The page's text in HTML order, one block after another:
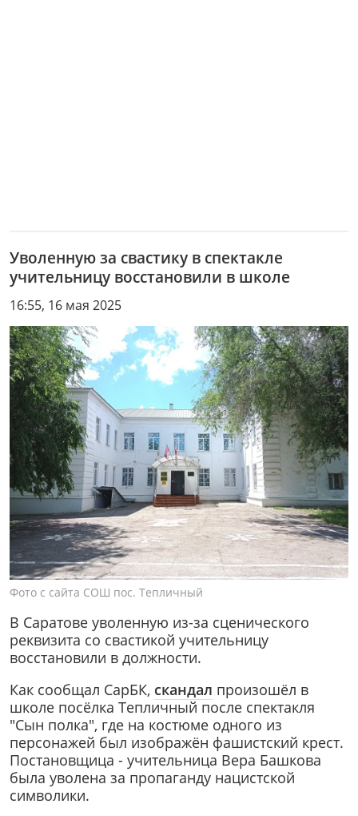
Уволенную за свастику в спектакле
учительницу восстановили в школе
16:55, 16 мая 2025
Фото с сайта СОШ пос. Тепличный
В Саратове уволенную из-за сценического
реквизита со свастикой учительницу
восстановили в должности.
Как сообщал СарБК, скандал произошёл в
школе посёлка Тепличный после спектакля
"Сын полка", где на костюме одного из
персонажей был изображён фашистский крест.
Постановщица - учительница Вера Башкова
была уволена за пропаганду нацистской
символики.